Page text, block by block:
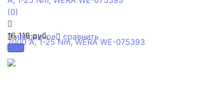
избранное сравнить
(0)
16 118 руб.